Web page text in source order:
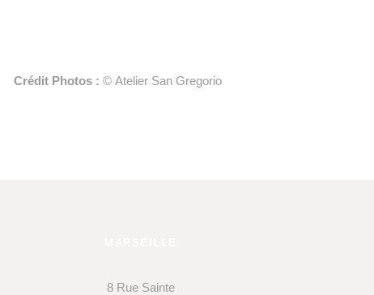
Crédit Photos : © Atelier San Gregorio
8 Rue Sainte